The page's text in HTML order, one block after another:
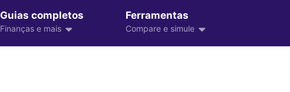
Guias completos
Finanças e mais
Ferramentas
Compare e simule